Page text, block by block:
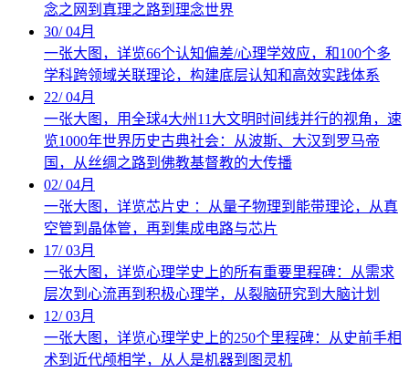
念之网到真理之路到理念世界
30/04月
一张大图，详览66个认知偏差/心理学效应，和100个多
学科跨领域关联理论，构建底层认知和高效实践体系
22/04月
一张大图，用全球4大州11大文明时间线并行的视角，速
览1000年世界历史古典社会：从波斯、大汉到罗马帝
国，从丝绸之路到佛教基督教的大传播
02/04月
一张大图，详览芯片史 ：从量子物理到能带理论，从真
空管到晶体管，再到集成电路与芯片
17/03月
一张大图，详览心理学史上的所有重要里程碑：从需求
层次到心流再到积极心理学，从裂脑研究到大脑计划
12/03月
一张大图，详览心理学史上的250个里程碑：从史前手相
术到近代颅相学，从人是机器到图灵机